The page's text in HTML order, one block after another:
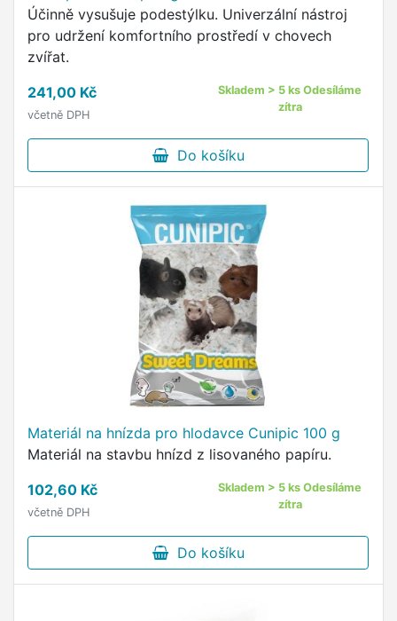
Účinně vysušuje podestýlku. Univerzální nástroj
pro udržení komfortního prostředí v chovech
zvířat.
241,00 Kč
včetně DPH
Skladem > 5 ks Odesíláme
zítra
Do košíku
Materiál na hnízda pro hlodavce Cunipic 100 g
Materiál na stavbu hnízd z lisovaného papíru.
102,60 Kč
včetně DPH
Skladem > 5 ks Odesíláme
zítra
Do košíku